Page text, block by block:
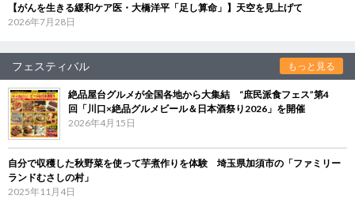
【がんを生きる緩和ケア医・大橋洋平「足し算命」】天空を見上げて
2026年7月28日
フェスティバル もっと見る
絶品屋台グルメが全国各地から大集結 “庶民派食フェス”第4
回「川口×絶品グルメビール＆日本酒祭り2026」を開催
2026年4月15日
自分で収穫した秋野菜を使って芋煮作りを体験 埼玉県加須市の「ファミリー
ランドむさしの村」
2025年11月4日